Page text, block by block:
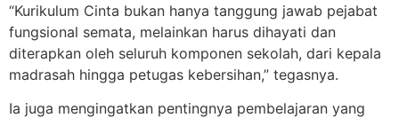
“Kurikulum Cinta bukan hanya tanggung jawab pejabat
fungsional semata, melainkan harus dihayati dan
diterapkan oleh seluruh komponen sekolah, dari kepala
madrasah hingga petugas kebersihan,” tegasnya.
Ia juga mengingatkan pentingnya pembelajaran yang